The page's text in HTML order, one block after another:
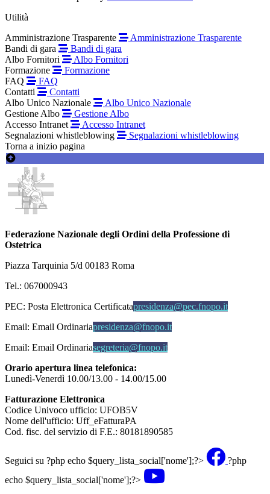
Utilità
Amministrazione Trasparente
Amministrazione Trasparente
Bandi di gara
Bandi di gara
Albo Fornitori
Albo Fornitori
Formazione
Formazione
FAQ
FAQ
Contatti
Contatti
Albo Unico Nazionale
Albo Unico Nazionale
Gestione Albo
Gestione Albo
Accesso Intranet
Accesso Intranet
Segnalazioni whistleblowing
Segnalazioni whistleblowing
Torna a inizio pagina
Federazione Nazionale degli Ordini della Professione di
Ostetrica
Piazza Tarquinia 5/d 00183 Roma
Tel.: 067000943
PEC: Posta Elettronica Certificatapresidenza@pec.fnopo.it
Email: Email Ordinariapresidenza@fnopo.it
Email: Email Ordinariasegreteria@fnopo.it
Orario apertura linea telefonica:
Lunedì-Venerdì 10.00/13.00 - 14.00/15.00
Fatturazione Elettronica
Codice Univoco ufficio: UFOB5V
Nome dell'ufficio: Uff_eFatturaPA
Cod. fisc. del servizio di F.E.: 80181890585
Seguici su ?php echo $query_lista_social['nome'];?>
?php
echo $query_lista_social['nome'];?>